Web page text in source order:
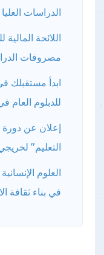
الدراسات العليا
مصروفات
ابدأ مستقبلك
للدبلوم العام
إعلان عن دورة
التعليم"
العلوم
في بناء ثقافة